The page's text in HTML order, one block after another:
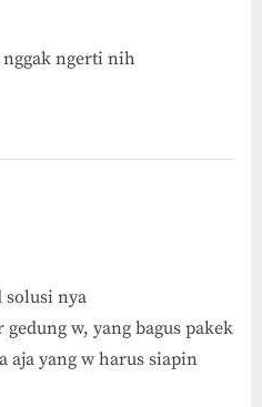
nggak ngerti nih
solusi nya
w, yang bagus pakek
aja yang w harus siapin